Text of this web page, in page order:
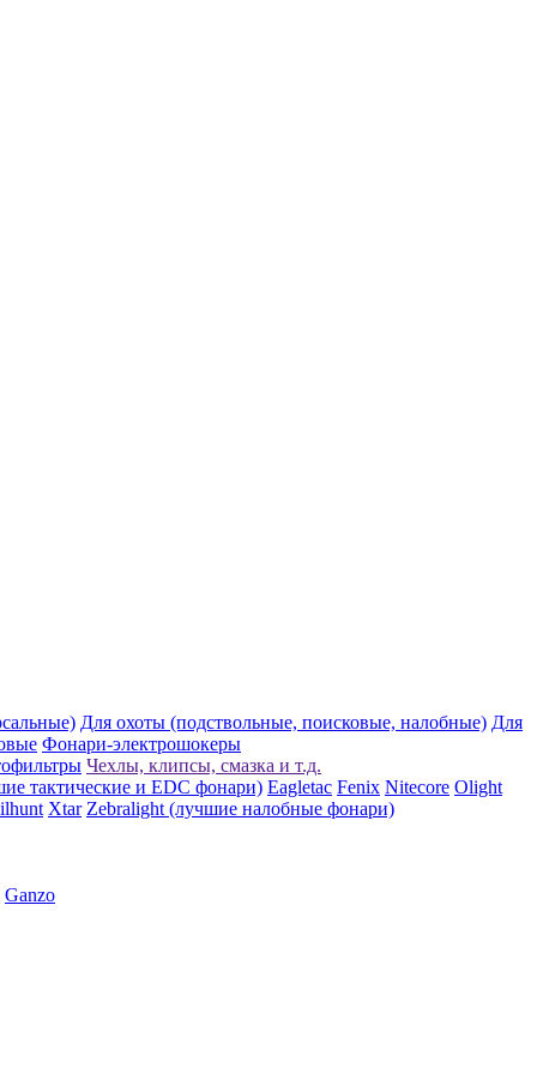
Для охоты (подствольные, поисковые, налобные) Для
Фонари-электрошокеры
Чехлы, клипсы, смазка и т.д.
тактические и EDC фонари) Eagletac Fenix Nitecore Olight
Xtar Zebralight (лучшие налобные фонари)
Ganzo